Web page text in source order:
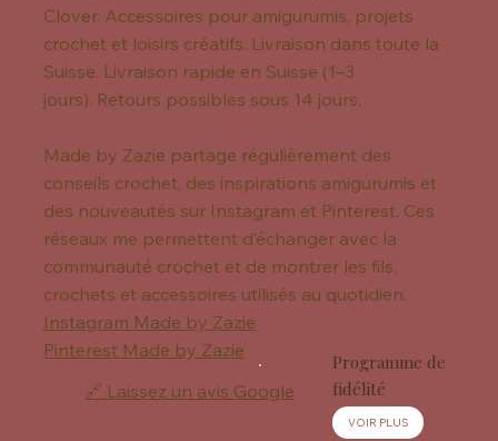
Clover. Accessoires pour amigurumis, projets
crochet et loisirs créatifs. Livraison dans toute la
Suisse. Livraison rapide en Suisse (1–3
jours). Retours possibles sous 14 jours.
Made by Zazie partage régulièrement des
conseils crochet, des inspirations amigurumis et
des nouveautés sur Instagram et Pinterest. Ces
réseaux me permettent d’échanger avec la
communauté crochet et de montrer les fils,
crochets et accessoires utilisés au quotidien.
Instagram Made by Zazie
Pinterest Made by Zazie
🔗 Laissez un avis Google
Programme de
fidélité
VOIR PLUS